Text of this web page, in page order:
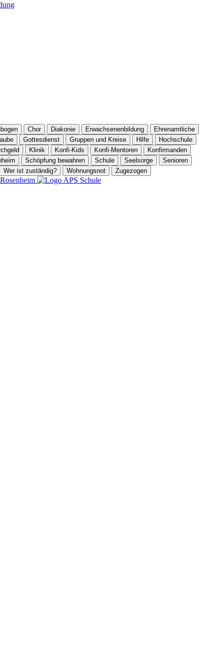
Chor Diakonie Erwachsenenbildung
Ehrenamtliche
Gottesdienst Gruppen und Kreise Hilfe
Hochschule
Klinik Konfi-Kids Konfi-Mentoren
Konfirmanden
Schöpfung bewahren Schule Seelsorge
Senioren
Wer ist zuständig? Wohnungsnot Zugezogen